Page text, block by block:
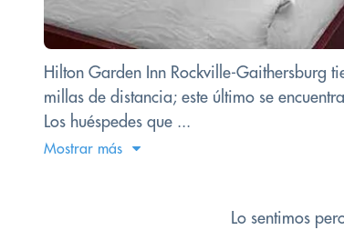
Hilton Garden Inn Rockville-Gaithersburg
millas de distancia; este último se
Los huéspedes que ...
Mostrar más
Lo sentimos